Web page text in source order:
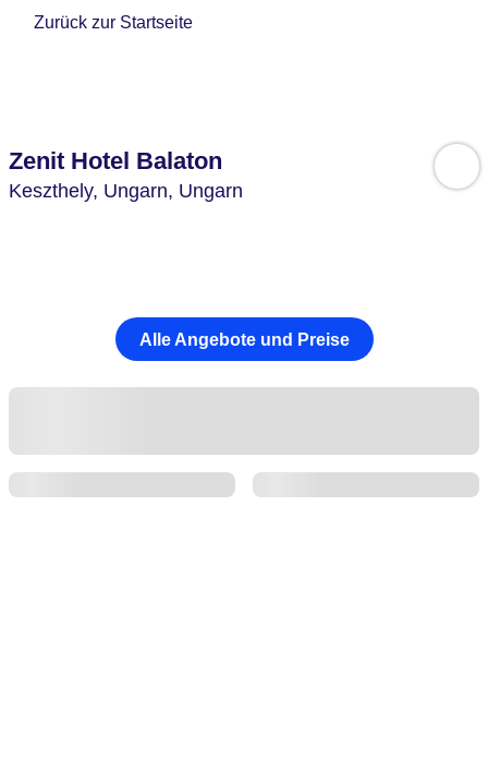
Zurück zur Startseite
Zenit Hotel Balaton
Keszthely, Ungarn, Ungarn
Alle Angebote und Preise